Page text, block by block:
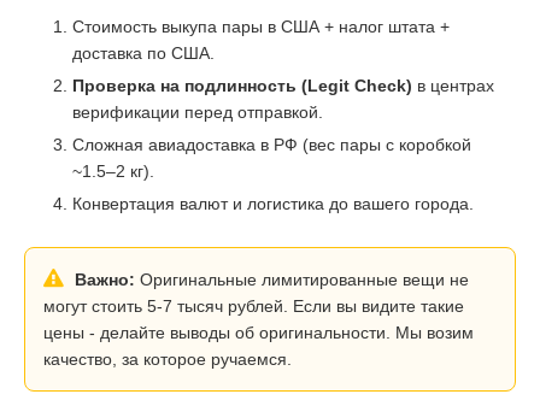
Стоимость выкупа пары в США + налог штата +
доставка по США.
Проверка на подлинность (Legit Check) в центрах
верификации перед отправкой.
Сложная авиадоставка в РФ (вес пары с коробкой
~1.5–2 кг).
Конвертация валют и логистика до вашего города.
Важно: Оригинальные лимитированные вещи не
могут стоить 5-7 тысяч рублей. Если вы видите такие
цены - делайте выводы об оригинальности. Мы возим
качество, за которое ручаемся.